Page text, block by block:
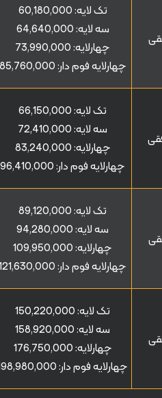
تک لایه:60,180,000
سه لایه:64,640,000
چهارلایه:73,990,000
چهارلایه فوم دار:
تک لایه:66,150,000
سه لایه:72,410,000
چهارلایه:83,240,000
چهارلایه فوم دار:96,410,000
تک لایه:89,120,000
سه لایه:94,280,000
چهارلایه:109,950,000
چهارلایه فوم دار:
تک لایه:150,220,000
سه لایه:158,920,000
چهارلایه:176,750,000
چهارلایه فوم دار: